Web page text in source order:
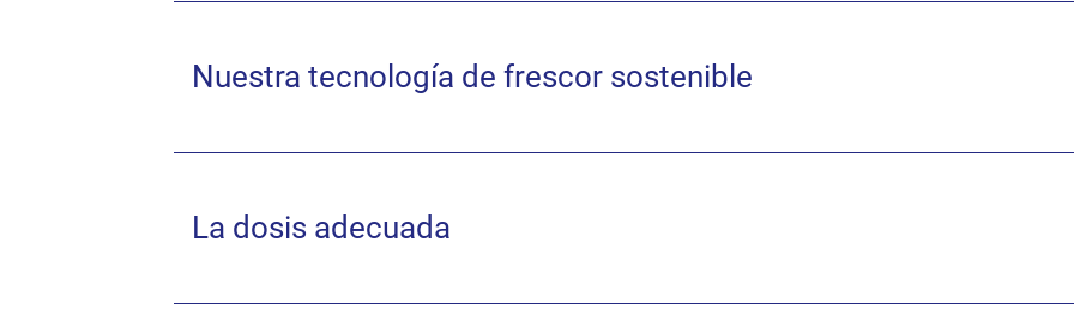
Nuestra tecnología de frescor sostenible
La dosis adecuada